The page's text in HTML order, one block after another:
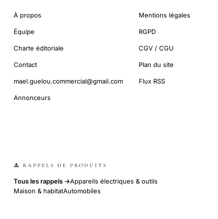
À propos
Équipe
Charte éditoriale
Contact
mael.guelou.commercial@gmail.com
Annonceurs
Mentions légales
RGPD
CGV / CGU
Plan du site
Flux RSS
⚠️ RAPPELS DE PRODUITS
Tous les rappels →Appareils électriques & outils
Maison & habitatAutomobiles